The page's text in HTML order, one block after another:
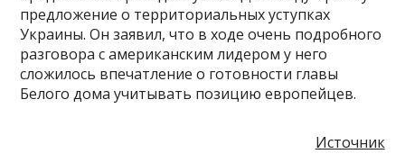
предложение о территориальных уступках
Украины. Он заявил, что в ходе очень подробного
разговора с американским лидером у него
сложилось впечатление о готовности главы
Белого дома учитывать позицию европейцев.
Источник